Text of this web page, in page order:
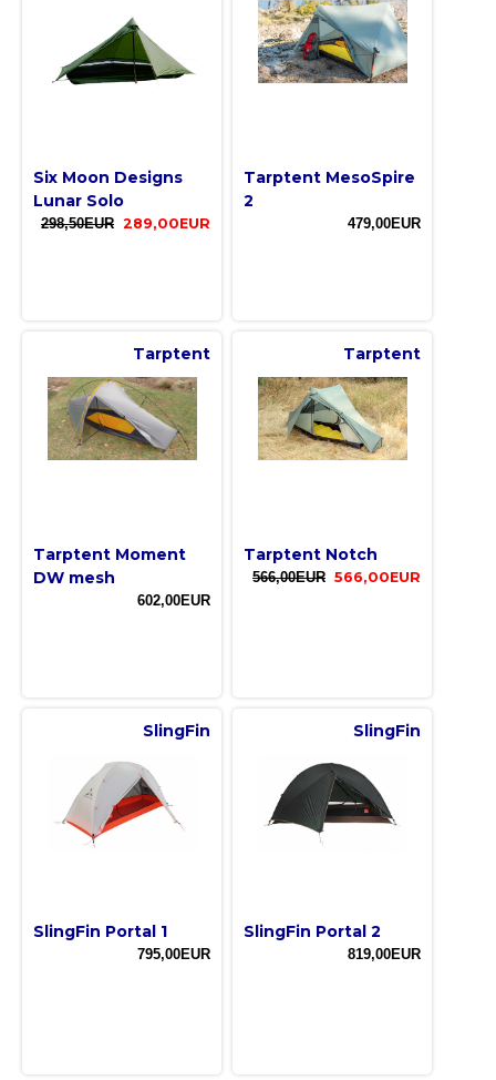
Six Moon Designs
Lunar Solo
298,50EUR 289,00EUR
Tarptent MesoSpire
2
479,00EUR
Tarptent
Tarptent Moment
DW mesh
602,00EUR
Tarptent
Tarptent Notch
566,00EUR 566,00EUR
SlingFin
SlingFin Portal 1
795,00EUR
SlingFin
SlingFin Portal 2
819,00EUR